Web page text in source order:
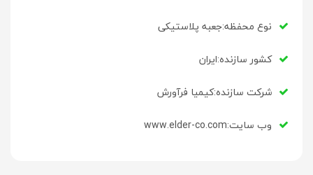
نوع محفظه:جعبه پلاستیکی
کشور سازنده:ایران
شرکت سازنده:کیمیا فرآورش
وب سایت:www.elder-co.com